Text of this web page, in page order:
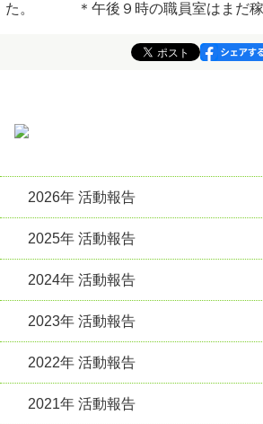
た。 ＊午後９時の職員室はまだ稼
2026年 活動報告
2025年 活動報告
2024年 活動報告
2023年 活動報告
2022年 活動報告
2021年 活動報告